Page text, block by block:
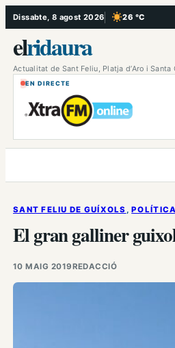
Vés
al
contingut
Dissabte, 8 agost 2026 26 °C
, Cel serè
elridaura
Actualitat de Sant Feliu, Platja d’Aro i Santa
EN DIRECTE
SANT FELIU DE GUÍXOLS , POLÍTICA
El gran galliner
10 MAIG 2019REDACCIÓ